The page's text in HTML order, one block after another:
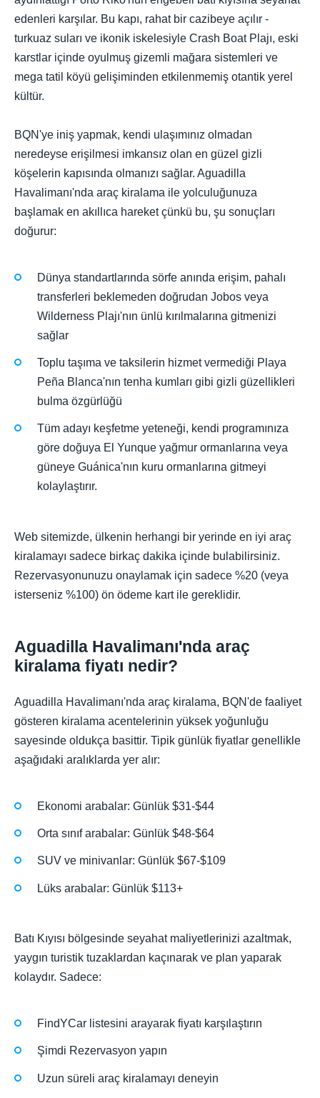
edenleri karşılar. Bu kapı, rahat bir cazibeye açılır -
turkuaz suları ve ikonik iskelesiyle Crash Boat Plajı, eski
karstlar içinde oyulmuş gizemli mağara sistemleri ve
mega tatil köyü gelişiminden etkilenmemiş otantik yerel
kültür.
BQN'ye iniş yapmak, kendi ulaşımınız olmadan
neredeyse erişilmesi imkansız olan en güzel gizli
köşelerin kapısında olmanızı sağlar. Aguadilla
Havalimanı'nda araç kiralama ile yolculuğunuza
başlamak en akıllıca hareket çünkü bu, şu sonuçları
doğurur:
Dünya standartlarında sörfe anında erişim, pahalı
transferleri beklemeden doğrudan Jobos veya
Wilderness Plajı'nın ünlü kırılmalarına gitmenizi
sağlar
Toplu taşıma ve taksilerin hizmet vermediği Playa
Peña Blanca'nın tenha kumları gibi gizli güzellikleri
bulma özgürlüğü
Tüm adayı keşfetme yeteneği, kendi programınıza
göre doğuya El Yunque yağmur ormanlarına veya
güneye Guánica'nın kuru ormanlarına gitmeyi
kolaylaştırır.
Web sitemizde, ülkenin herhangi bir yerinde en iyi araç
kiralamayı sadece birkaç dakika içinde bulabilirsiniz.
Rezervasyonunuzu onaylamak için sadece %20 (veya
isterseniz %100) ön ödeme kart ile gereklidir.
Aguadilla Havalimanı'nda araç
kiralama fiyatı nedir?
Aguadilla Havalimanı'nda araç kiralama, BQN'de faaliyet
gösteren kiralama acentelerinin yüksek yoğunluğu
sayesinde oldukça basittir. Tipik günlük fiyatlar genellikle
aşağıdaki aralıklarda yer alır:
Ekonomi arabalar: Günlük $31-$44
Orta sınıf arabalar: Günlük $48-$64
SUV ve minivanlar: Günlük $67-$109
Lüks arabalar: Günlük $113+
Batı Kıyısı bölgesinde seyahat maliyetlerinizi azaltmak,
yaygın turistik tuzaklardan kaçınarak ve plan yaparak
kolaydır. Sadece:
FindYCar listesini arayarak fiyatı karşılaştırın
Şimdi Rezervasyon yapın
Uzun süreli araç kiralamayı deneyin